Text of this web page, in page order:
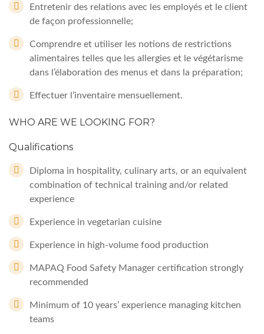
Entretenir des relations avec les employés et le client
de façon professionnelle;
Comprendre et utiliser les notions de restrictions
alimentaires telles que les allergies et le végétarisme
dans l’élaboration des menus et dans la préparation;
Effectuer l’inventaire mensuellement.
WHO ARE WE LOOKING FOR?
Qualifications
Diploma in hospitality, culinary arts, or an equivalent
combination of technical training and/or related
experience
Experience in vegetarian cuisine
Experience in high-volume food production
MAPAQ Food Safety Manager certification strongly
recommended
Minimum of 10 years’ experience managing kitchen
teams